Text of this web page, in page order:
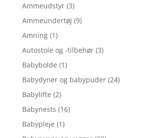
Ammeudstyr (3)
Ammeundertøj (9)
Amning (1)
Autostole og -tilbehør (3)
Babybolde (1)
Babydyner og babypuder (24)
Babylifte (2)
Babynests (16)
Babypleje (1)